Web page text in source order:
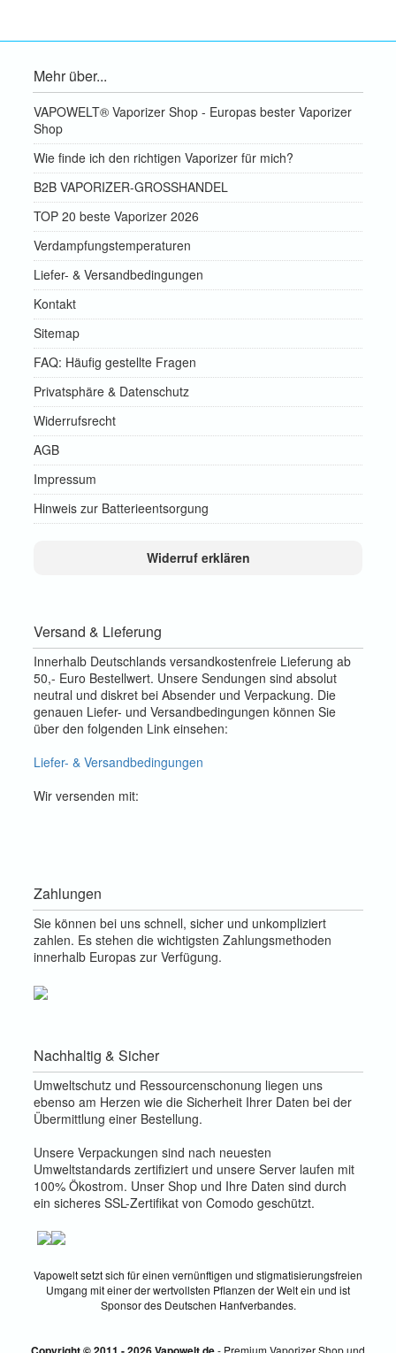
Mehr über...
VAPOWELT® Vaporizer Shop - Europas bester Vaporizer
Shop
Wie finde ich den richtigen Vaporizer für mich?
B2B VAPORIZER-GROSSHANDEL
TOP 20 beste Vaporizer 2026
Verdampfungstemperaturen
Liefer- & Versandbedingungen
Kontakt
Sitemap
FAQ: Häufig gestellte Fragen
Privatsphäre & Datenschutz
Widerrufsrecht
AGB
Impressum
Hinweis zur Batterieentsorgung
Widerruf erklären
Versand & Lieferung
Innerhalb Deutschlands versandkostenfreie Lieferung ab
50,- Euro Bestellwert. Unsere Sendungen sind absolut
neutral und diskret bei Absender und Verpackung. Die
genauen Liefer- und Versandbedingungen können Sie
über den folgenden Link einsehen:
Liefer- & Versandbedingungen
Wir versenden mit:
Zahlungen
Sie können bei uns schnell, sicher und unkompliziert
zahlen. Es stehen die wichtigsten Zahlungsmethoden
innerhalb Europas zur Verfügung.
Nachhaltig & Sicher
Umweltschutz und Ressourcenschonung liegen uns
ebenso am Herzen wie die Sicherheit Ihrer Daten bei der
Übermittlung einer Bestellung.
Unsere Verpackungen sind nach neuesten
Umweltstandards zertifiziert und unsere Server laufen mit
100% Ökostrom. Unser Shop und Ihre Daten sind durch
ein sicheres SSL-Zertifikat von Comodo geschützt.
Vapowelt setzt sich für einen vernünftigen und stigmatisierungsfreien
Umgang mit einer der wertvollsten Pflanzen der Welt ein und ist
Sponsor des Deutschen Hanfverbandes.